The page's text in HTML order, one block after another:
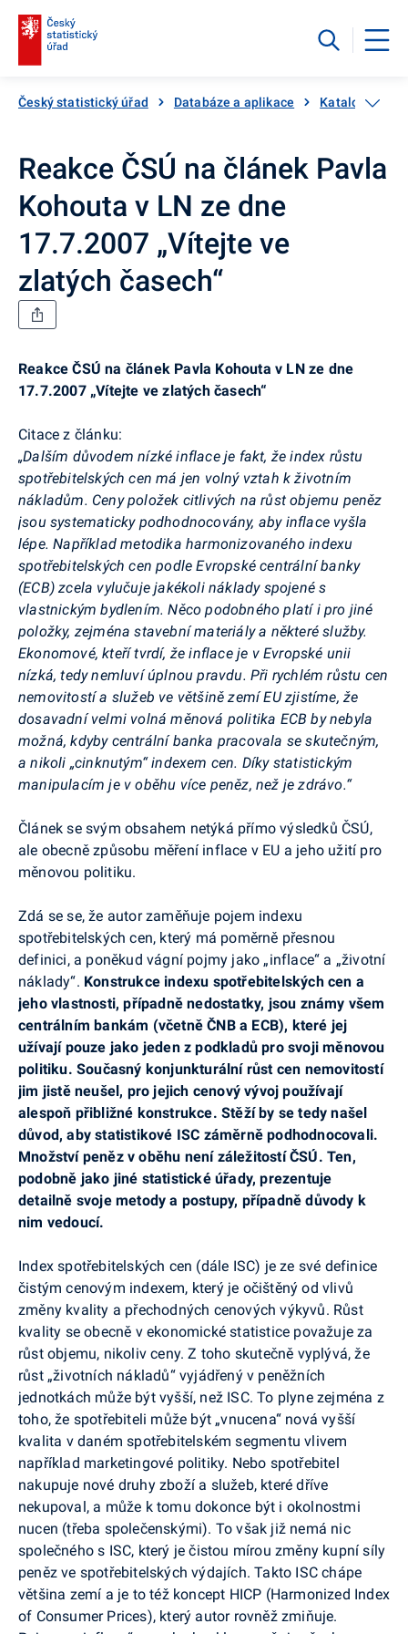
Český statistický úřad Databáze a aplikace Katalog
Reakce ČSÚ na článek Pavla
Kohouta v LN ze dne
17.7.2007 „Vítejte ve
zlatých časech“
Reakce ČSÚ na článek Pavla Kohouta v LN ze dne
17.7.2007 „Vítejte ve zlatých časech“
Citace z článku:
„Dalším důvodem nízké inflace je fakt, že index růstu
spotřebitelských cen má jen volný vztah k životním
nákladům. Ceny položek citlivých na růst objemu peněz
jsou systematicky podhodnocovány, aby inflace vyšla
lépe. Například metodika harmonizovaného indexu
spotřebitelských cen podle Evropské centrální banky
(ECB) zcela vylučuje jakékoli náklady spojené s
vlastnickým bydlením. Něco podobného platí i pro jiné
položky, zejména stavební materiály a některé služby.
Ekonomové, kteří tvrdí, že inflace je v Evropské unii
nízká, tedy nemluví úplnou pravdu. Při rychlém růstu cen
nemovitostí a služeb ve většině zemí EU zjistíme, že
dosavadní velmi volná měnová politika ECB by nebyla
možná, kdyby centrální banka pracovala se skutečným,
a nikoli „cinknutým“ indexem cen. Díky statistickým
manipulacím je v oběhu více peněz, než je zdrávo.“
Článek se svým obsahem netýká přímo výsledků ČSÚ,
ale obecně způsobu měření inflace v EU a jeho užití pro
měnovou politiku.
Zdá se se, že autor zaměňuje pojem indexu
spotřebitelských cen, který má poměrně přesnou
definici, a poněkud vágní pojmy jako „inflace“ a „životní
náklady“. Konstrukce indexu spotřebitelských cen a
jeho vlastnosti, případně nedostatky, jsou známy všem
centrálním bankám (včetně ČNB a ECB), které jej
užívají pouze jako jeden z podkladů pro svoji měnovou
politiku. Současný konjunkturální růst cen nemovitostí
jim jistě neušel, pro jejich cenový vývoj používají
alespoň přibližné konstrukce. Stěží by se tedy našel
důvod, aby statistikové ISC záměrně podhodnocovali.
Množství peněz v oběhu není záležitostí ČSÚ. Ten,
podobně jako jiné statistické úřady, prezentuje
detailně svoje metody a postupy, případně důvody k
nim vedoucí.
Index spotřebitelských cen (dále ISC) je ze své definice
čistým cenovým indexem, který je očištěný od vlivů
změny kvality a přechodných cenových výkyvů. Růst
kvality se obecně v ekonomické statistice považuje za
růst objemu, nikoliv ceny. Z toho skutečně vyplývá, že
růst „životních nákladů“ vyjádřený v peněžních
jednotkách může být vyšší, než ISC. To plyne zejména z
toho, že spotřebiteli může být „vnucena“ nová vyšší
kvalita v daném spotřebitelském segmentu vlivem
například marketingové politiky. Nebo spotřebitel
nakupuje nové druhy zboží a služeb, které dříve
nekupoval, a může k tomu dokonce být i okolnostmi
nucen (třeba společenskými). To však již nemá nic
společného s ISC, který je čistou mírou změny kupní síly
peněz ve spotřebitelských výdajích. Takto ISC chápe
většina zemí a je to též koncept HICP (Harmonized Index
of Consumer Prices), který autor rovněž zmiňuje.